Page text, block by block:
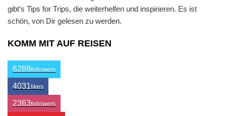
gibt’s Tips for Trips, die weiterhelfen und inspirieren. Es ist
schön, von Dir gelesen zu werden.
KOMM MIT AUF REISEN
6288followers
4031 likes
2363followers